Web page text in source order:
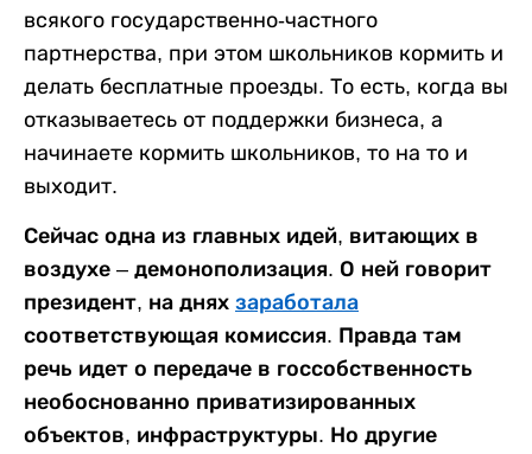
всякого государственно-частного
партнерства, при этом школьников кормить и
делать бесплатные проезды. То есть, когда вы
отказываетесь от поддержки бизнеса, а
начинаете кормить школьников, то на то и
выходит.
Сейчас одна из главных идей, витающих в
воздухе – демонополизация. О ней говорит
президент, на днях заработала
соответствующая комиссия. Правда там
речь идет о передаче в госсобственность
необоснованно приватизированных
объектов, инфраструктуры. Но другие